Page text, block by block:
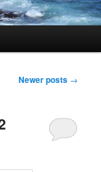
Newer posts →